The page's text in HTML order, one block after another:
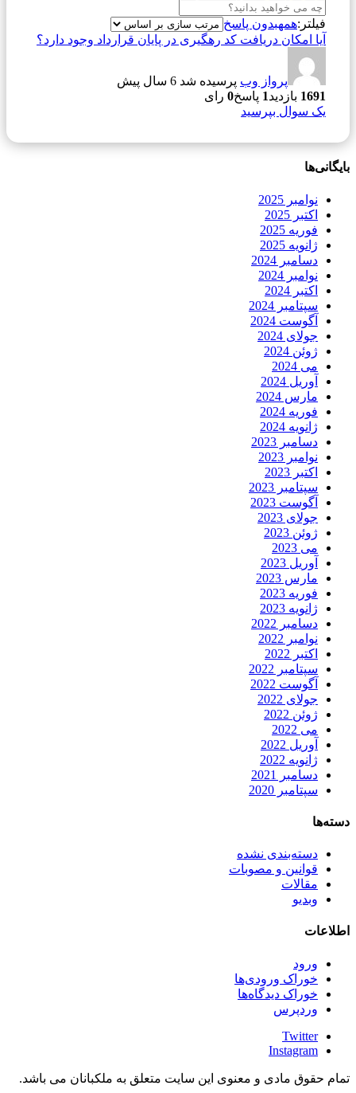
فیلتر:همهبدون پاسخ
آیا امکان دریافت کد رهگیری در پایان قرارداد وجود دارد؟
پرواز وب پرسیده شد 6 سال پیش
1691 بازدید1 پاسخ0 رای
یک سوال بپرسید
بایگانی‌ها
نوامبر 2025
اکتبر 2025
فوریه 2025
ژانویه 2025
دسامبر 2024
نوامبر 2024
اکتبر 2024
سپتامبر 2024
آگوست 2024
جولای 2024
ژوئن 2024
می 2024
آوریل 2024
مارس 2024
فوریه 2024
ژانویه 2024
دسامبر 2023
نوامبر 2023
اکتبر 2023
سپتامبر 2023
آگوست 2023
جولای 2023
ژوئن 2023
می 2023
آوریل 2023
مارس 2023
فوریه 2023
ژانویه 2023
دسامبر 2022
نوامبر 2022
اکتبر 2022
سپتامبر 2022
آگوست 2022
جولای 2022
ژوئن 2022
می 2022
آوریل 2022
ژانویه 2022
دسامبر 2021
سپتامبر 2020
دسته‌ها
دسته‌بندی نشده
قوانین و مصوبات
مقالات
وبدیو
اطلاعات
ورود
خوراک ورودی‌ها
خوراک دیدگاه‌ها
وردپرس
Twitter
Instagram
تمام حقوق مادی و معنوی این سایت متعلق به ملکبانان می باشد.